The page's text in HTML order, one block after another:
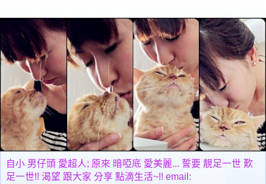
自小 男仔頭 愛超人; 原來 暗啞底 愛美麗... 誓要 靚足一世 歎
足一世!! 渴望 跟大家 分享 點滴生活~!! email: